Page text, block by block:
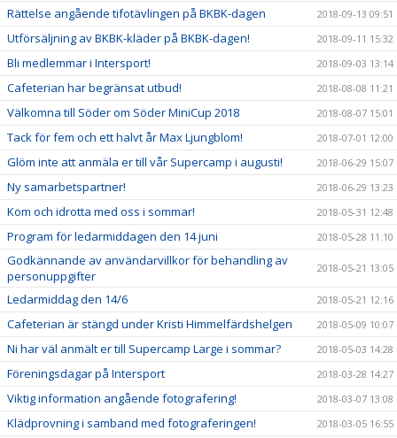
Rättelse angående tifotävlingen på BKBK-dagen 2018-09-13 09:51
Utförsäljning av BKBK-kläder på BKBK-dagen! 2018-09-11 15:32
Bli medlemmar i Intersport! 2018-09-03 13:14
Cafeterian har begränsat utbud! 2018-08-08 11:21
Välkomna till Söder om Söder MiniCup 2018 2018-08-07 15:01
Tack för fem och ett halvt år Max Ljungblom! 2018-07-01 12:00
Glöm inte att anmäla er till vår Supercamp i augusti! 2018-06-29 15:07
Ny samarbetspartner! 2018-06-29 13:23
Kom och idrotta med oss i sommar! 2018-05-31 12:48
Program för ledarmiddagen den 14 juni 2018-05-28 11:10
Godkännande av användarvillkor för behandling av
personuppgifter
2018-05-21 13:05
Ledarmiddag den 14/6 2018-05-21 12:16
Cafeterian är stängd under Kristi Himmelfärdshelgen 2018-05-09 10:07
Ni har väl anmält er till Supercamp Large i sommar? 2018-05-03 14:28
Föreningsdagar på Intersport 2018-03-28 14:27
Viktig information angående fotografering! 2018-03-07 13:08
Klädprovning i samband med fotograferingen! 2018-03-05 16:55